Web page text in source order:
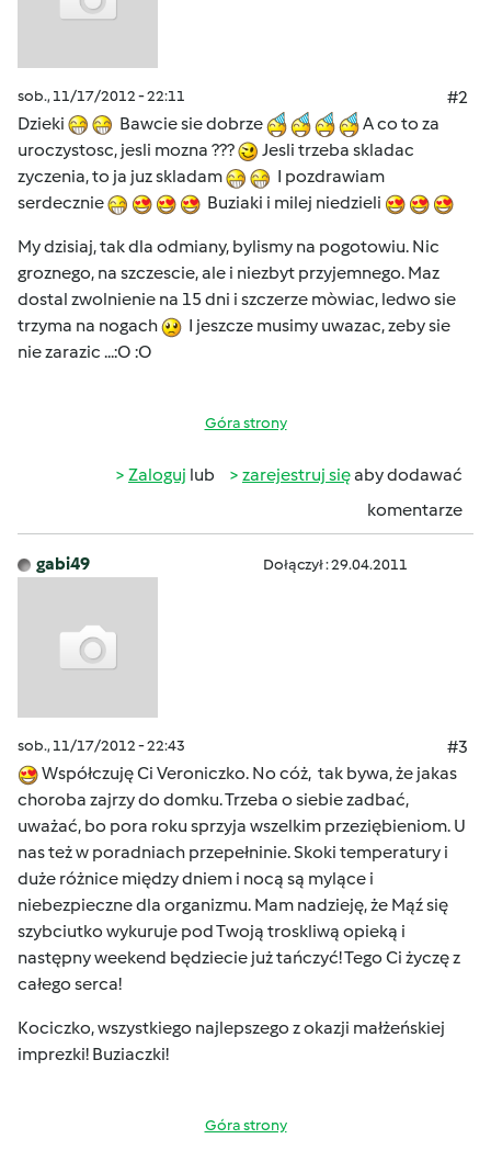
sob., 11/17/2012 - 22:11
#2
Dzieki
Bawcie sie dobrze
A co to za
uroczystosc, jesli mozna ???
Jesli trzeba skladac
zyczenia, to ja juz skladam
I pozdrawiam
serdecznie
Buziaki i milej niedzieli
My dzisiaj, tak dla odmiany, bylismy na pogotowiu. Nic
groznego, na szczescie, ale i niezbyt przyjemnego. Maz
dostal zwolnienie na 15 dni i szczerze mòwiac, ledwo sie
trzyma na nogach
I jeszcze musimy uwazac, zeby sie
nie zarazic ...:O :O
Góra strony
Zaloguj lub zarejestruj sięaby dodawać
komentarze
gabi49 Dołączył : 29.04.2011
sob., 11/17/2012 - 22:43
#3
Współczuję Ci Veroniczko. No cóż, tak bywa, że jakas
choroba zajrzy do domku. Trzeba o siebie zadbać,
uważać, bo pora roku sprzyja wszelkim przeziębieniom. U
nas też w poradniach przepełninie. Skoki temperatury i
duże różnice między dniem i nocą są mylące i
niebezpieczne dla organizmu. Mam nadzieję, że Mąź się
szybciutko wykuruje pod Twoją troskliwą opieką i
następny weekend będziecie już tańczyć! Tego Ci życzę z
całego serca!
Kociczko, wszystkiego najlepszego z okazji małżeńskiej
imprezki! Buziaczki!
Góra strony